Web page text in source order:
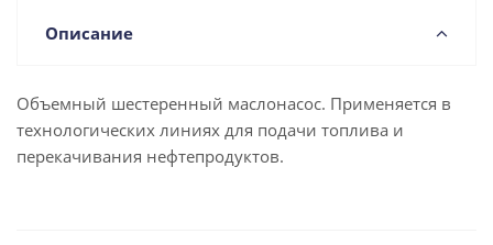
Описание
Объемный шестеренный маслонасос. Применяется в
технологических линиях для подачи топлива и
перекачивания нефтепродуктов.